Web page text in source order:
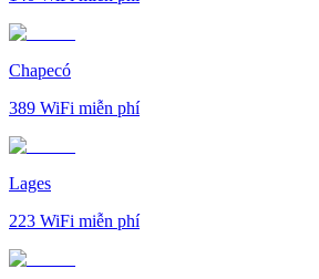
Chapecó
389 WiFi miễn phí
Lages
223 WiFi miễn phí